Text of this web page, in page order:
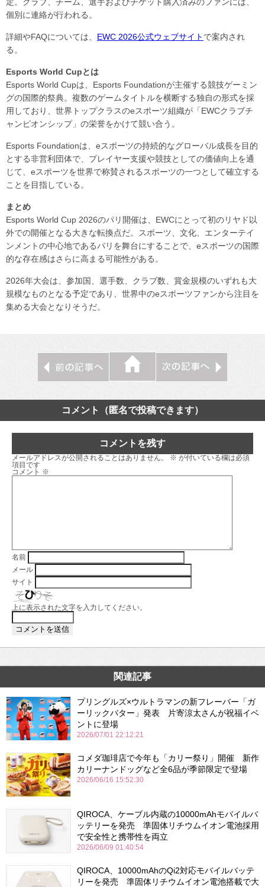
定。クラブ、チーム、選手およびチケット購入済みのファンには、
個別に連絡が行われる。
詳細やFAQについては、 EWC 2026公式ウェブサイト で案内され
る。
Esports World Cupとは
Esports World Cupは、Esports Foundationが主催する競技ゲーミン
グの国際的祭典。複数のゲームタイトルを横断する独自の形式を採
用しており、世界トップクラスのeスポーツ組織が「EWCクラブチ
ャンピオンシップ」の栄誉をかけて競い合う。
Esports Foundationは、eスポーツの持続的なグローバル成長を目的
とする非営利団体で、プレイヤー支援や競技としての価値向上を通
じて、eスポーツを世界で称賛されるスポーツの一つとして確立する
ことを目指している。
まとめ
Esports World Cup 2026のパリ開催は、EWCにとって初のリヤド以
外での開催となる大きな転換点だ。スポーツ、文化、エンターテイ
ンメントの中心地であるパリを舞台にすることで、eスポーツの国際
的な存在感はさらに高まる可能性がある。
2026年大会は、参加国、選手数、クラブ数、賞金規模のいずれも大
規模なものとなる予定であり、世界中のeスポーツファンから注目を
集める大会となりそうだ。
コメント（匿名で投稿できます）
コメントを残す
メールアドレスが公開されることはありません。 ※ が付いている欄は必須
項目です
コメント ※
名前
メール
サイト
上に表示された文字を入力してください。
関連記事
プリングルズ×ウルトラマンの新フレーバー「ガ
ーリックバター」発表 片寄涼太さんが祝福イベ
ントに登場
2026/07/01 22:12:21
コメダ珈琲店で今年も「カリー祭り」開催 新作
カリーナンドッグなど全6品が季節限定で登場
2026/06/16 15:52:30
QIROCA、ケーブル内蔵の10000mAhモバイルバ
ッテリーを発売 準固体リチウムイオン電池採用
で安全性と携帯性を両立
2026/06/09 01:40:54
QIROCA、10000mAhのQi2対応モバイルバッテ
リーを発売 準固体リチウムイオン電池搭載で大